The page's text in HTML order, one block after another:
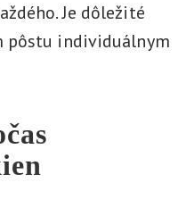
Je dôležité
pôstu individuálnym